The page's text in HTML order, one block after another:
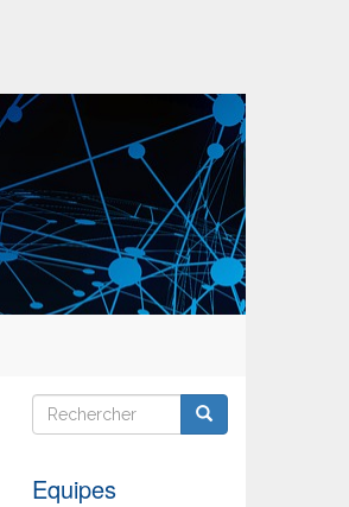
Rechercher
Rechercher Rechercher
Equipes